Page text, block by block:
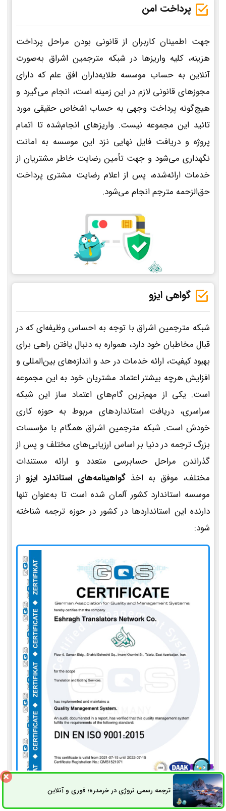
پرداخت امن
جهت اطمینان کاربران از قانونی بودن مراحل پرداخت
هزینه، کلیه واریزها در شبکه مترجمین اشراق به‌صورت
آنلاین به حساب موسسه طلایه‌داران افق علم که دارای
مجوزهای قانونی لازم در این زمینه است، انجام می‌گیرد و
هیچ‌گونه پرداخت وجهی به حساب اشخاص حقیقی مورد
تائید این مجموعه نیست. واریزهای انجام‌شده تا اتمام
پروژه و دریافت فایل نهایی نزد این موسسه به امانت
نگهداری می‌شود و جهت تأمین رضایت خاطر مشتریان از
خدمات ارائه‌شده، پس از اعلام رضایت مشتری پرداخت
حق‌الزحمه مترجم انجام می‌شود.
گواهی ایزو
شبکه مترجمین اشراق با توجه به احساس وظیفه‌ای که در
قبال مخاطبان خود دارد، همواره به دنبال یافتن راهی برای
بهبود کیفیت، ارائه خدمات در حد و اندازه‌های بین‌المللی و
افزایش هرچه بیشتر اعتماد مشتریان خود به این مجموعه
است. یکی از مهم‌ترین گام‌های اعتماد ساز این شبکه
سراسری، دریافت استانداردهای مربوط به حوزه کاری
خودش است. شبکه مترجمین اشراق همگام با مؤسسات
بزرگ ترجمه در دنیا بر اساس ارزیابی‌های مختلف و پس از
گذراندن مراحل حسابرسی متعدد و ارائه مستندات
مختلف، موفق به اخذ گواهینامه‌های استاندارد ایزو از
موسسه استاندارد کشور آلمان شده است تا به‌عنوان تنها
دارنده این استانداردها در کشور در حوزه ترجمه شناخته
شود:
ترجمه رسمی نروژی در خرمدره؛ فوری و آنلاینثبت سفارش راه های ارتباطی